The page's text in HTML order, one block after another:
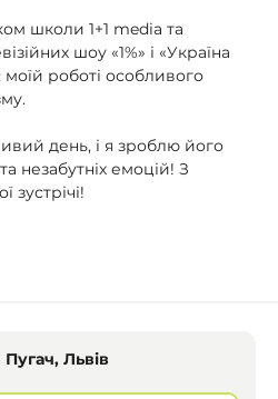
школи 1+1 media та
шоу «1%» і «Україна
роботі особливого
день, і я зроблю його
незабутніх емоцій! З
зустрічі!
Львів